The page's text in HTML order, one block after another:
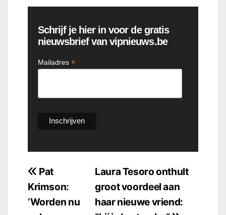
Schrijf je hier in voor de gratis
nieuwsbrief van vipnieuws.be
Mailadres *
Bericht
navigatie
Laura Tesoro onthult
groot voordeel aan
haar nieuwe vriend:
Pat
Krimson:
‘Worden nu